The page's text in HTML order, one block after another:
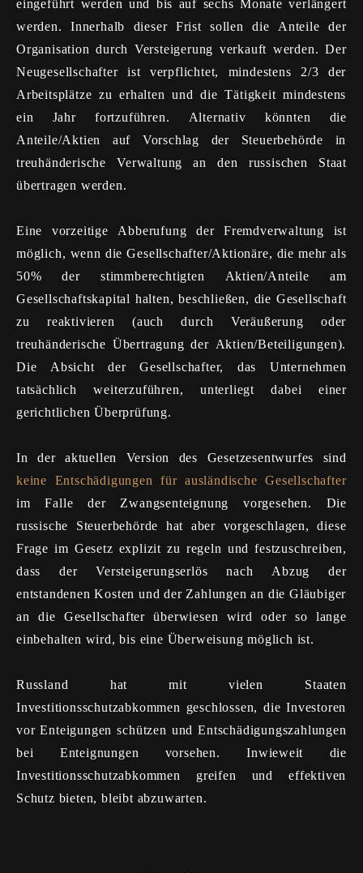
eingeführt werden und bis auf sechs Monate verlängert
werden. Innerhalb dieser Frist sollen die Anteile der
Organisation durch Versteigerung verkauft werden. Der
Neugesellschafter ist verpflichtet, mindestens 2/3 der
Arbeitsplätze zu erhalten und die Tätigkeit mindestens
ein Jahr fortzuführen. Alternativ könnten die
Anteile/Aktien auf Vorschlag der Steuerbehörde in
treuhänderische Verwaltung an den russischen Staat
übertragen werden.
Eine vorzeitige Abberufung der Fremdverwaltung ist
möglich, wenn die Gesellschafter/Aktionäre, die mehr als
50% der stimmberechtigten Aktien/Anteile am
Gesellschaftskapital halten, beschließen, die Gesellschaft
zu reaktivieren (auch durch Veräußerung oder
treuhänderische Übertragung der Aktien/Beteiligungen).
Die Absicht der Gesellschafter, das Unternehmen
tatsächlich weiterzuführen, unterliegt dabei einer
gerichtlichen Überprüfung.
In der aktuellen Version des Gesetzesentwurfes sind
keine Entschädigungen für ausländische Gesellschafter
im Falle der Zwangsenteignung vorgesehen. Die
russische Steuerbehörde hat aber vorgeschlagen, diese
Frage im Gesetz explizit zu regeln und festzuschreiben,
dass der Versteigerungserlös nach Abzug der
entstandenen Kosten und der Zahlungen an die Gläubiger
an die Gesellschafter überwiesen wird oder so lange
einbehalten wird, bis eine Überweisung möglich ist.
Russland hat mit vielen Staaten
Investitionsschutzabkommen geschlossen, die Investoren
vor Enteigungen schützen und Entschädigungszahlungen
bei Enteignungen vorsehen. Inwieweit die
Investitionsschutzabkommen greifen und effektiven
Schutz bieten, bleibt abzuwarten.